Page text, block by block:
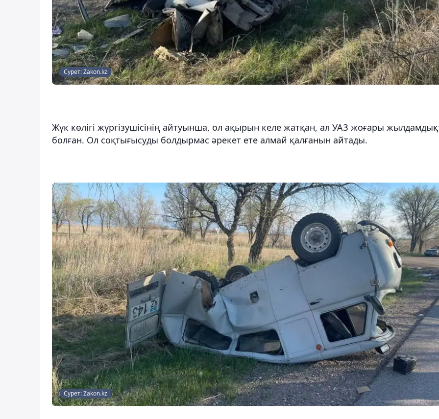
Сурет: Zakon.kz
Жүк көлігі жүргізушісінің айтуынша, ол ақырын келе жатқан, ал УАЗ жоғары
болған. Ол соқтығысуды болдырмас әрекет ете алмай қалғанын айтады.
Сурет: Zakon.kz